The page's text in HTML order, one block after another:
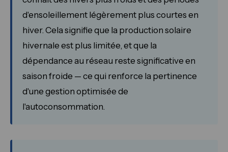
d'ensoleillement légèrement plus courtes en
hiver. Cela signifie que la production solaire
hivernale est plus limitée, et que la
dépendance au réseau reste significative en
saison froide — ce qui renforce la pertinence
d'une gestion optimisée de
l'autoconsommation.